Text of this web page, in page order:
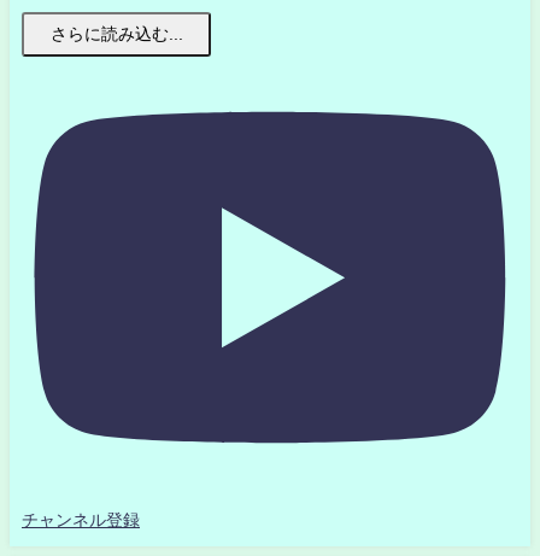
さらに読み込む...
チャンネル登録